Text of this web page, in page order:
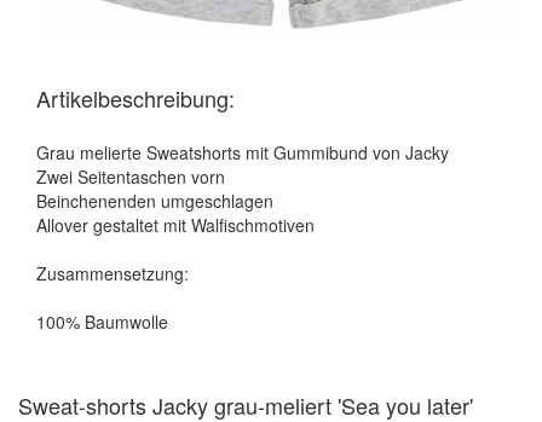
Artikelbeschreibung:
Grau melierte Sweatshorts mit Gummibund von Jacky
Zwei Seitentaschen vorn
Beinchenenden umgeschlagen
Allover gestaltet mit Walfischmotiven
Zusammensetzung:
100% Baumwolle
Sweat-shorts Jacky grau-meliert 'Sea you later'